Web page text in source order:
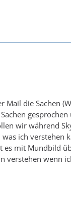
Mail die Sachen
wir während
ich verstehen
mit Mundbild
verstehen wenn